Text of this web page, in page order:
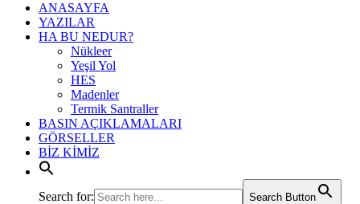
ANASAYFA
YAZILAR
HA BU NEDUR?
Nükleer
Yeşil Yol
HES
Madenler
Termik Santraller
BASIN AÇIKLAMALARI
GÖRSELLER
BİZ KİMİZ
Search for: Search Button